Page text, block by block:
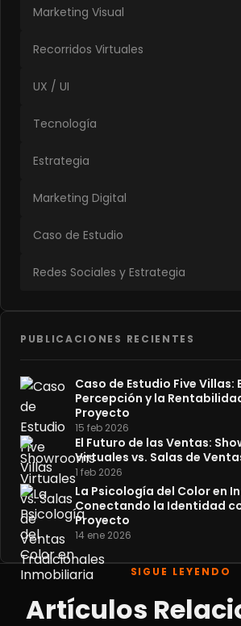
Marketing Visual
Recorridos Virtuales
UX / UI
Tecnología
Estrategia
Marketing Digital
Caso de Estudio
Redes Sociales y Estrategia
PUBLICACIONES RECIENTES
Caso de Estudio Five Villas:
Percepción y la
Proyecto
15 feb 2026
El Futuro de las Ventas:
Virtuales vs. Salas de
1 feb 2026
La Psicología del Color en
Conectando la Identidad
Proyecto
14 ene 2026
SIGUE LEYENDO
Artículos